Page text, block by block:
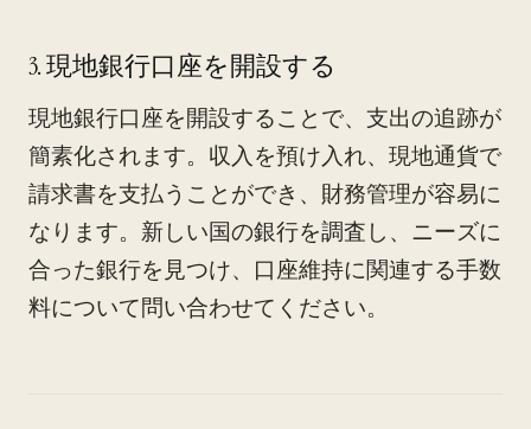
3. 現地銀行口座を開設する
現地銀行口座を開設することで、支出の追跡が
簡素化されます。収入を預け入れ、現地通貨で
請求書を支払うことができ、財務管理が容易に
なります。新しい国の銀行を調査し、ニーズに
合った銀行を見つけ、口座維持に関連する手数
料について問い合わせてください。